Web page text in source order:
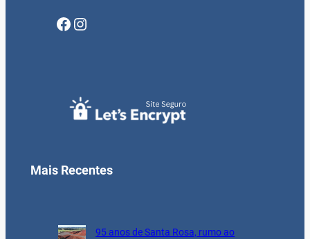
Facebook Instagram
Mais Recentes
95 anos de Santa Rosa, rumo ao